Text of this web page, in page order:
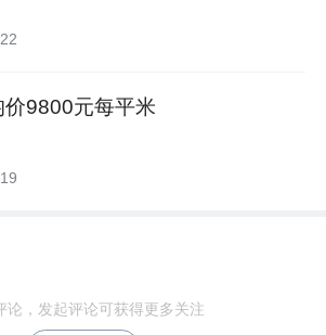
9800元每平米
论，发起评论可获得更多关注